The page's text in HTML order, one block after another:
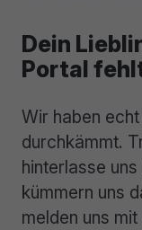
Dein
Portal
Wir haben
durchkämmt.
hinterlasse
kümmern uns
melden uns